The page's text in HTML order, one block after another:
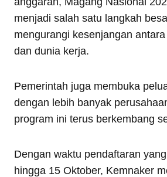
menjadi salah satu langkah
mengurangi kesenjangan
dan dunia kerja.
Pemerintah juga membuka
dengan lebih banyak
program ini terus berkembang
Dengan waktu pendaftaran
hingga 15 Oktober, Kemnaker